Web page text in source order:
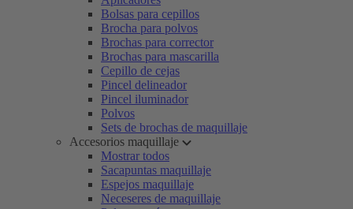
Bolsas para cepillos
Brocha para polvos
Brochas para corrector
Brochas para mascarilla
Cepillo de cejas
Pincel delineador
Pincel iluminador
Polvos
Sets de brochas de maquillaje
Accesorios maquillaje
Mostrar todos
Sacapuntas maquillaje
Espejos maquillaje
Neceseres de maquillaje